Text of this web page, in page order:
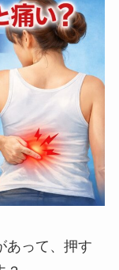
あって、押す